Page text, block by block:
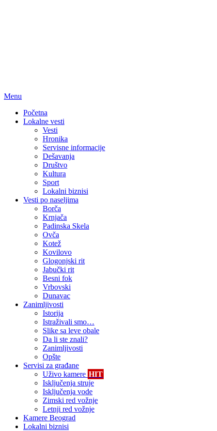
Menu
Početna
Lokalne vesti
Vesti
Hronika
Servisne informacije
Dešavanja
Društvo
Kultura
Sport
Lokalni biznisi
Vesti po naseljima
Borča
Krnjača
Padinska Skela
Ovča
Kotež
Kovilovo
Glogonjski rit
Jabučki rit
Besni fok
Vrbovski
Dunavac
Zanimljivosti
Istorija
Istraživali smo…
Slike sa leve obale
Da li ste znali?
Zanimljivosti
Opšte
Servisi za građane
Uživo kamere HIT
Isključenja struje
Isključenja vode
Zimski red vožnje
Letnji red vožnje
Kamere Beograd
Lokalni biznisi